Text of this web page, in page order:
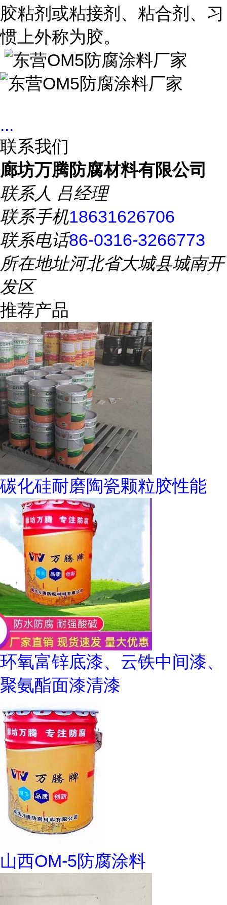
胶粘剂或粘接剂、粘合剂、习
惯上外称为胶。
...
联系我们
廊坊万腾防腐材料有限公司
联系人 吕经理
联系手机18631626706
联系电话86-0316-3266773
所在地址河北省大城县城南开
发区
推荐产品
碳化硅耐磨陶瓷颗粒胶性能
环氧富锌底漆、云铁中间漆、
聚氨酯面漆清漆
山西OM-5防腐涂料